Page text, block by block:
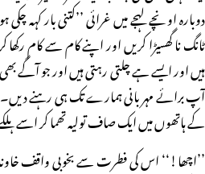
دوبارہ اونچے لہجے میں غرائی ’’کتنی بار کہہ
ٹانگ نا گھسیڑا کریں اور اپنے کام سے کام
ہیں اور ایسے ہے چلتی رہتی ہیں اور جو آگے
آپ برائے مہربانی ہمارے تک ہی رہنے
کے ہاتھوں میں ایک صاف تولیہ تھما کر اسے
’’اچھا!‘‘ اس کی فطرت سے بخوبی واقف